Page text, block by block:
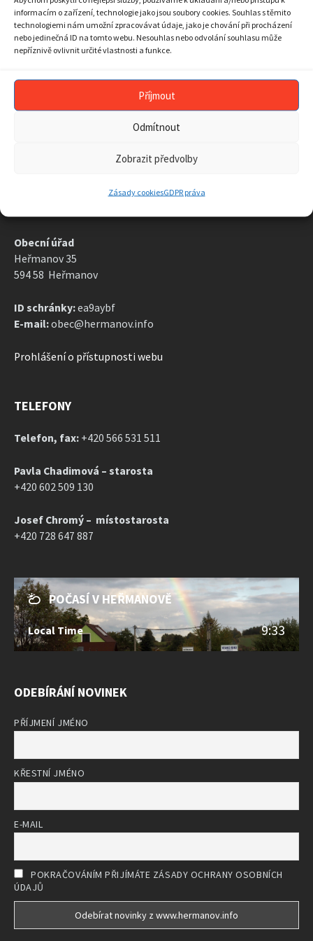
informacím o zařízení, technologie jako jsou soubory cookies. Souhlas s těmito
technologiemi nám umožní zpracovávat údaje, jako je chování při procházení
nebo jedinečná ID na tomto webu. Nesouhlas nebo odvolání souhlasu může
nepříznivě ovlivnit určité vlastnosti a funkce.
Příjmout
Odmítnout
Zobrazit předvolby
Zásady cookiesGDPR práva
24
25 26 27 28 29
30
31
1 2 3 4 5
6
Back
to
days
ARCHIV AKTUALIT
ARCHIV
Obecní úřad
Heřmanov 35
594 58 Heřmanov
ID schránky:ea9aybf
E-mail:obec@hermanov.info
Prohlášení o přístupnosti webu
TELEFONY
Telefon, fax: +420 566 531 511
Pavla Chadimová – starosta
+420 602 509 130
Josef Chromý – místostarosta
+420 728 647 887
POČASÍ V HEŘMANOVĚ
Local Time 9:33
ODEBÍRÁNÍ NOVINEK
PŘÍJMENÍ JMÉNO
KŘESTNÍ JMÉNO
E-MAIL
POKRAČOVÁNÍM PŘIJÍMÁTE ZÁSADY OCHRANY OSOBNÍCH
ÚDAJŮ